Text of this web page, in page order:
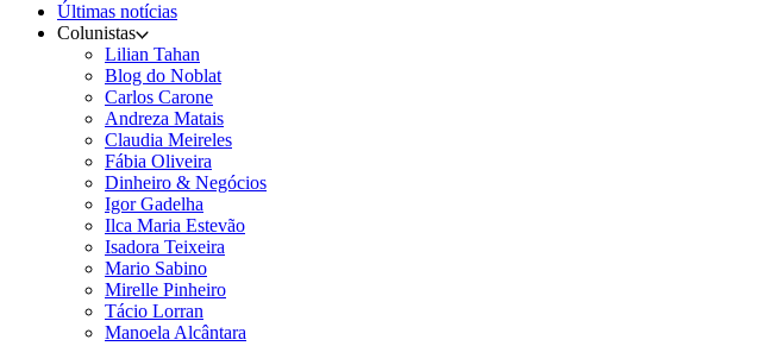
Últimas notícias
Colunistas
Lilian Tahan
Blog do Noblat
Carlos Carone
Andreza Matais
Claudia Meireles
Fábia Oliveira
Dinheiro & Negócios
Igor Gadelha
Ilca Maria Estevão
Isadora Teixeira
Mario Sabino
Mirelle Pinheiro
Tácio Lorran
Manoela Alcântara